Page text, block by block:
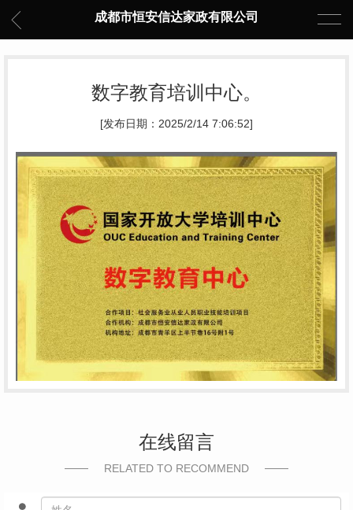
成都市恒安信达家政有限公司
数字教育培训中心。
[发布日期：2025/2/14 7:06:52]
在线留言
RELATED TO RECOMMEND